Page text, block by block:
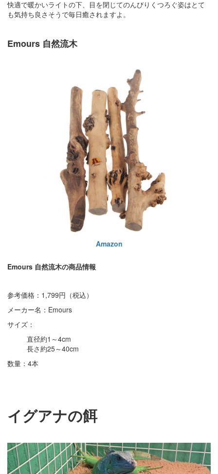
快適で暖かいライトの下、目を閉じてのんびりくつろぐ姿はとて
も気持ち良さそうで毎日癒されますよ。
Emours 自然流木
Amazon
Emours 自然流木の商品情報
参考価格：1,799円（税込）
メーカー名：Emours
サイズ：
直径約1～4cm
長さ約25～40cm
数量：4本
イグアナの餌